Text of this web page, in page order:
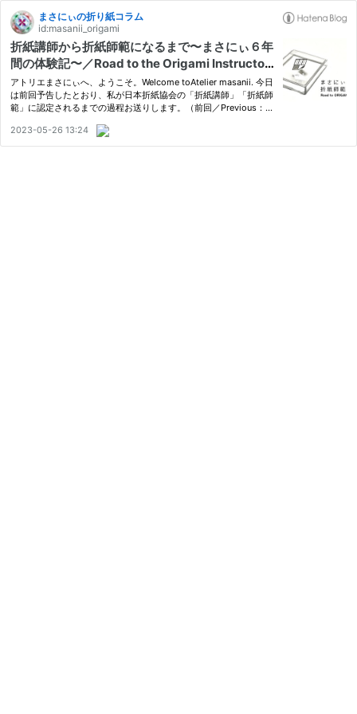
まさにぃの折り紙コラム
id:masanii_origami
折紙講師から折紙師範になるまで〜まさにぃ６年
間の体験記〜／Road to the Origami Instructor
& Origami Master
アトリエまさにぃへ、ようこそ。Welcome toAtelier masanii. 今日
は前回予告したとおり、私が日本折紙協会の「折紙講師」「折紙師
範」に認定されるまでの過程お送りします。（前回／Previous：2
ast time, today I'll show the report the way how I was quali…
2023-05-26 13:24